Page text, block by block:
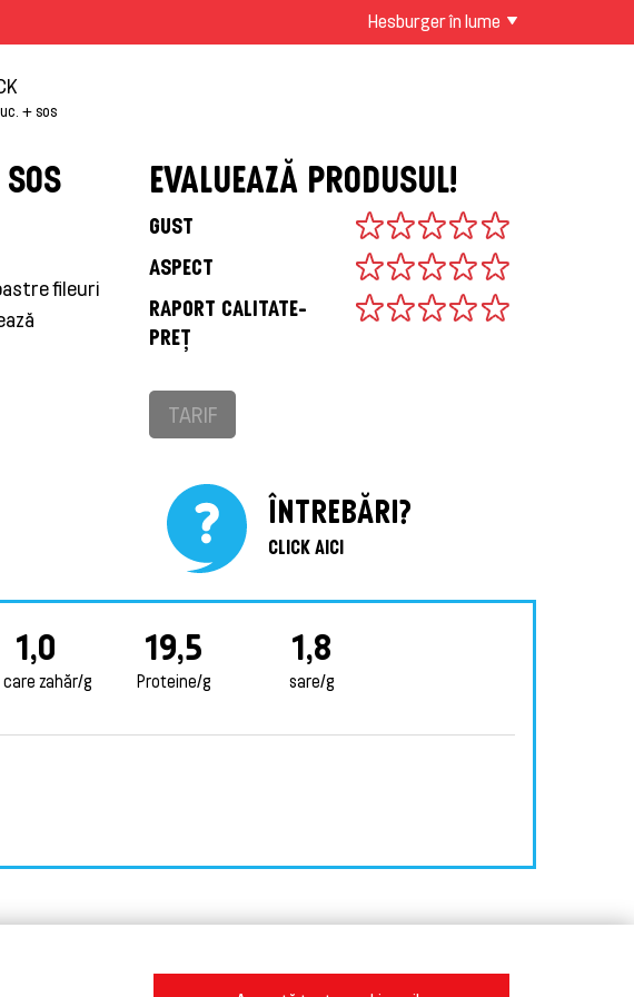
Hesburger în lume
+ sos
fileuri
EVALUEAZĂ PRODUSUL!
GUST
ASPECT
RAPORT CALITATE-
PREȚ
TARIF
ÎNTREBĂRI?
CLICK AICI
1,0
care zahăr/g
19,5
Proteine/g
1,8
sare/g